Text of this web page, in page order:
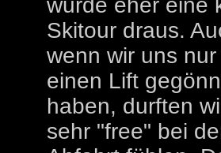
wurde eher eine
Skitour draus.
wenn wir uns nur
einen Lift
haben, durften
sehr "free" bei